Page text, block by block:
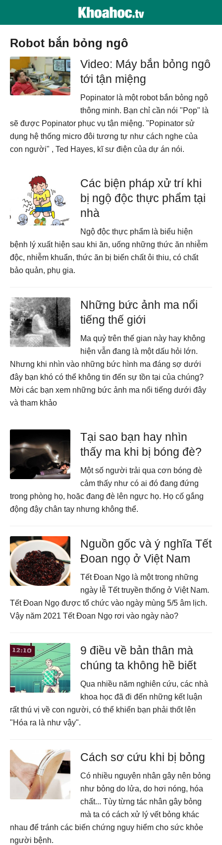
robot bắn bỏng ngô
Video: Máy bắn bỏng ngô
tới tận miệng
Popinator là một robot bắn bỏng ngô
thông minh. Bạn chỉ cần nói "Pop" là
sẽ được Popinator phục vụ tận miệng. "Popinator sử
dụng hệ thống micro đôi tương tự như cách nghe của
con người" , Ted Hayes, kĩ sư điện của dự án nói.
Các biện pháp xử trí khi
bị ngộ độc thực phẩm tại
nhà
Ngộ độc thực phẩm là biểu hiện
bệnh lý xuất hiện sau khi ăn, uống những thức ăn nhiễm
độc, nhiễm khuẩn, thức ăn bị biến chất ôi thiu, có chất
bảo quản, phụ gia.
Những bức ảnh ma nổi
tiếng thế giới
Ma quỷ trên thế gian này hay không
hiện vẫn đang là một dấu hỏi lớn.
Nhưng khi nhìn vào những bức hình ma đáng sợ dưới
đây bạn khó có thể không tin đến sự tồn tại của chúng?
Mời các bạn xem những bức ảnh ma nổi tiếng dưới đây
và tham khảo
Tại sao bạn hay nhìn
thấy ma khi bị bóng đè?
Một số người trải qua cơn bóng đè
cảm thấy như có ai đó đang đứng
trong phòng họ, hoặc đang đè lên ngực họ. Họ cố gắng
động đậy chân tay nhưng không thể.
Nguồn gốc và ý nghĩa Tết
Đoan ngọ ở Việt Nam
Tết Đoan Ngọ là một trong những
ngày lễ Tết truyền thống ở Việt Nam.
Tết Đoan Ngọ được tổ chức vào ngày mùng 5/5 âm lịch.
Vậy năm 2021 Tết Đoan Ngọ rơi vào ngày nào?
9 điều về bản thân mà
chúng ta không hề biết
Qua nhiều năm nghiên cứu, các nhà
khoa học đã đi đến những kết luận
rất thú vị về con người, có thể khiến bạn phải thốt lên
"Hóa ra là như vậy".
Cách sơ cứu khi bị bỏng
Có nhiều nguyên nhân gây nên bỏng
như bỏng do lửa, do hơi nóng, hóa
chất... Tùy từng tác nhân gây bỏng
mà ta có cách xử lý vết bỏng khác
nhau để tránh các biến chứng nguy hiểm cho sức khỏe
người bệnh.